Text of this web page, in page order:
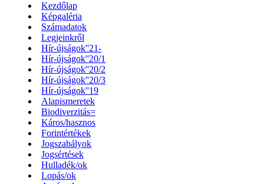
Kezdőlap
Képgaléria
Számadatok
Legjeinkről
Hír-újságok''21-
Hír-újságok''20/1
Hír-újságok''20/2
Hír-újságok''20/3
Hír-újságok''19
Alapismeretek
Biodiverzitás=
Káros/hasznos
Forintértékek
Jogszabályok
Jogsértések
Hulladék/ok
Lopás/ok